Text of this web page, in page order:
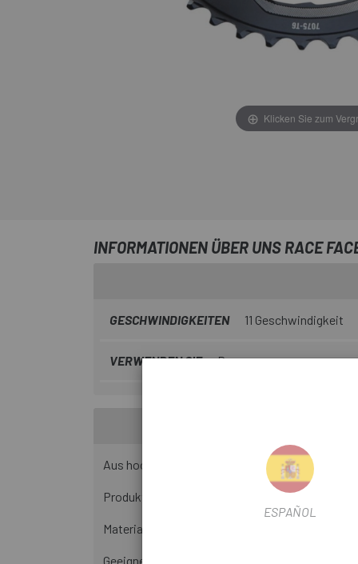
Klicken Sie zum
INFORMATIONEN ÜBER UNS RACE
GESCHWINDIGKEITEN 11 Geschwindigkeit
VERWENDEN SIE Berg
Aus hochfestem Aluminium gefertigt,
Produkteigenschaften
Material: 7075 Aluminium
Geeignet für: 11-Gang
ESPAÑOL